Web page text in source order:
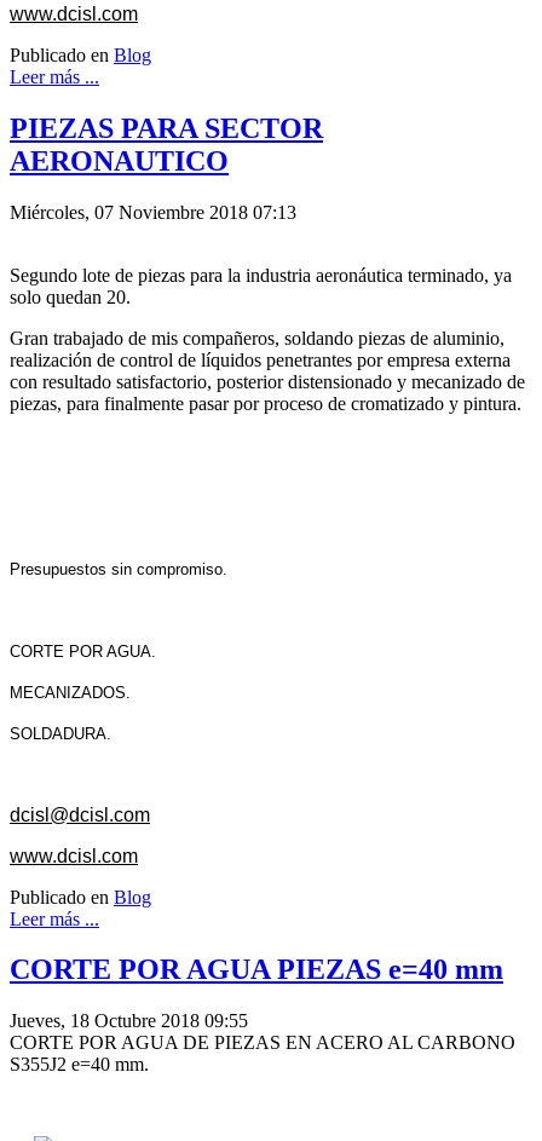
www.dcisl.com
Publicado en Blog
Leer más ...
PIEZAS PARA SECTOR
AERONAUTICO
Miércoles, 07 Noviembre 2018 07:13
Segundo lote de piezas para la industria aeronáutica terminado, ya
solo quedan 20.
Gran trabajado de mis compañeros, soldando piezas de aluminio,
realización de control de líquidos penetrantes por empresa externa
con resultado satisfactorio, posterior distensionado y mecanizado de
piezas, para finalmente pasar por proceso de cromatizado y pintura.
Presupuestos sin compromiso.
CORTE POR AGUA.
MECANIZADOS.
SOLDADURA.
dcisl@dcisl.com
www.dcisl.com
Publicado en Blog
Leer más ...
CORTE POR AGUA PIEZAS e=40 mm
Jueves, 18 Octubre 2018 09:55
CORTE POR AGUA DE PIEZAS EN ACERO AL CARBONO
S355J2 e=40 mm.